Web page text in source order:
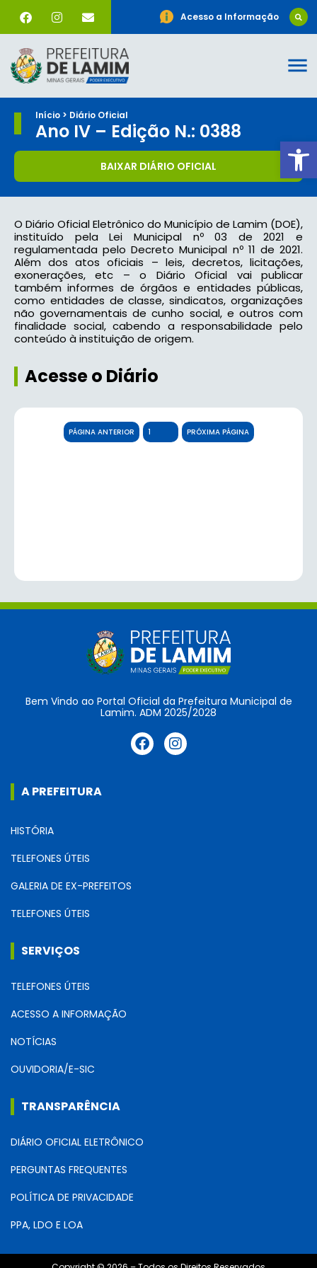
Acesso a Informação
Início > Diário Oficial
Ano IV – Edição N.: 0388
BAIXAR DIÁRIO OFICIAL
O Diário Oficial Eletrônico do Município de Lamim (DOE),
instituído pela Lei Municipal nº 03 de 2021 e
regulamentada pelo Decreto Municipal nº 11 de 2021.
Além dos atos oficiais – leis, decretos, licitações,
exonerações, etc – o Diário Oficial vai publicar
também informes de órgãos e entidades públicas,
como entidades de classe, sindicatos, organizações
não governamentais de cunho social, e outros com
finalidade social, cabendo a responsabilidade pelo
conteúdo à instituição de origem.
Acesse o Diário
PÁGINA ANTERIOR PRÓXIMA PÁGINA
Bem Vindo ao Portal Oficial da Prefeitura Municipal de
Lamim. ADM 2025/2028
A PREFEITURA
HISTÓRIA
TELEFONES ÚTEIS
GALERIA DE EX-PREFEITOS
TELEFONES ÚTEIS
SERVIÇOS
TELEFONES ÚTEIS
ACESSO A INFORMAÇÃO
NOTÍCIAS
OUVIDORIA/E-SIC
TRANSPARÊNCIA
DIÁRIO OFICIAL ELETRÔNICO
PERGUNTAS FREQUENTES
POLÍTICA DE PRIVACIDADE
PPA, LDO E LOA